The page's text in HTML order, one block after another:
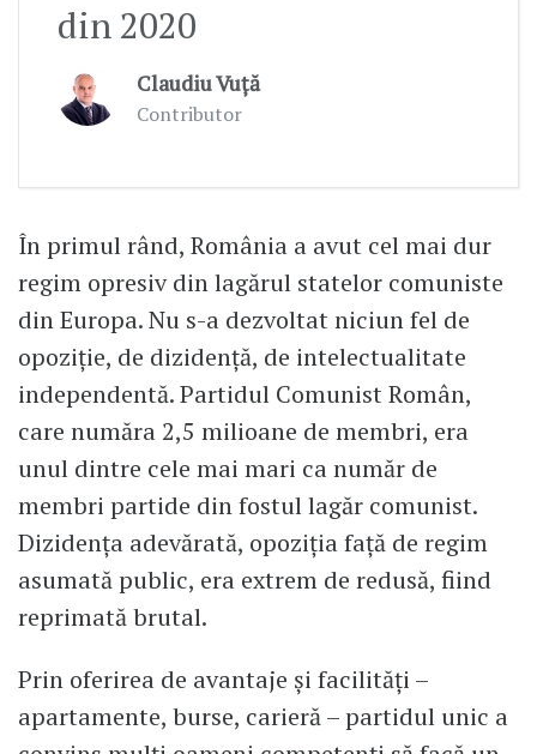
din 2020
Claudiu Vuță
Contributor
În primul rând, România a avut cel mai dur
regim opresiv din lagărul statelor comuniste
din Europa. Nu s-a dezvoltat niciun fel de
opoziție, de dizidență, de intelectualitate
independentă. Partidul Comunist Român,
care număra 2,5 milioane de membri, era
unul dintre cele mai mari ca număr de
membri partide din fostul lagăr comunist.
Dizidența adevărată, opoziția față de regim
asumată public, era extrem de redusă, fiind
reprimată brutal.
Prin oferirea de avantaje și facilități –
apartamente, burse, carieră – partidul unic a